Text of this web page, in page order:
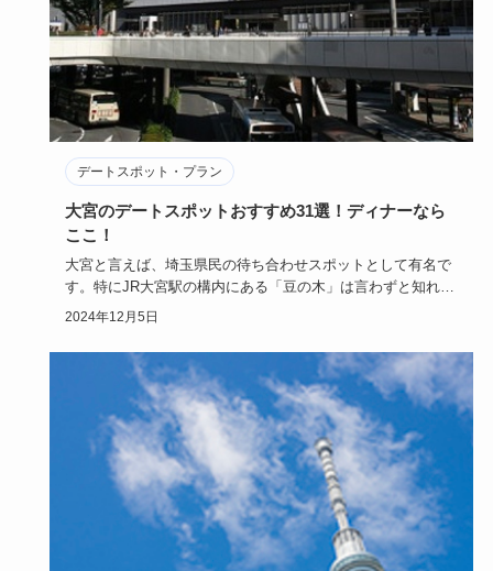
デートスポット・プラン
大宮のデートスポットおすすめ31選！ディナーなら
ここ！
大宮と言えば、埼玉県民の待ち合わせスポットとして有名で
す。特にJR大宮駅の構内にある「豆の木」は言わずと知れた
待ち合わせ場…
2024年12月5日